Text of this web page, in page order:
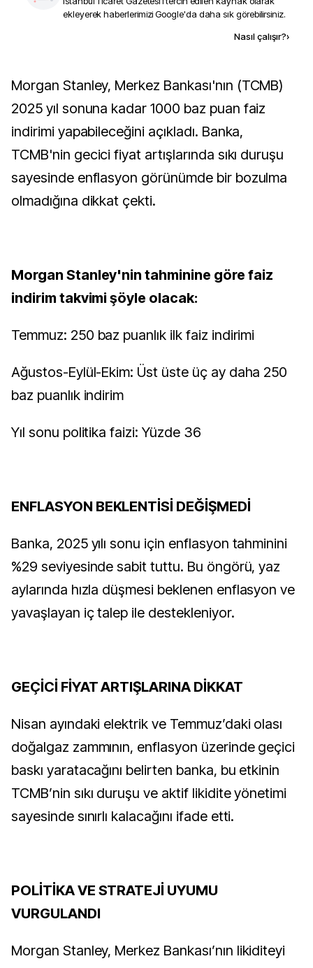
ekleyerek haberlerimizi Google'da daha sık görebilirsiniz.
Nasıl çalışır?›
Morgan Stanley, Merkez Bankası'nın (TCMB)
2025 yıl sonuna kadar 1000 baz puan faiz
indirimi yapabileceğini açıkladı. Banka,
TCMB'nin gecici fiyat artışlarında sıkı duruşu
sayesinde enflasyon görünümde bir bozulma
olmadığına dikkat çekti.
Morgan Stanley'nin tahminine göre faiz
indirim takvimi şöyle olacak:
Temmuz: 250 baz puanlık ilk faiz indirimi
Ağustos-Eylül-Ekim: Üst üste üç ay daha 250
baz puanlık indirim
Yıl sonu politika faizi: Yüzde 36
ENFLASYON BEKLENTİSİ DEĞİŞMEDİ
Banka, 2025 yılı sonu için enflasyon tahminini
%29 seviyesinde sabit tuttu. Bu öngörü, yaz
aylarında hızla düşmesi beklenen enflasyon ve
yavaşlayan iç talep ile destekleniyor.
GEÇİCİ FİYAT ARTIŞLARINA DİKKAT
Nisan ayındaki elektrik ve Temmuz’daki olası
doğalgaz zammının, enflasyon üzerinde geçici
baskı yaratacağını belirten banka, bu etkinin
TCMB’nin sıkı duruşu ve aktif likidite yönetimi
sayesinde sınırlı kalacağını ifade etti.
POLİTİKA VE STRATEJİ UYUMU
VURGULANDI
Morgan Stanley, Merkez Bankası’nın likiditeyi